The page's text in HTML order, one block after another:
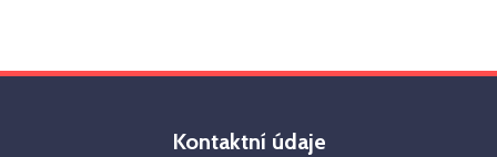
Kontaktní údaje